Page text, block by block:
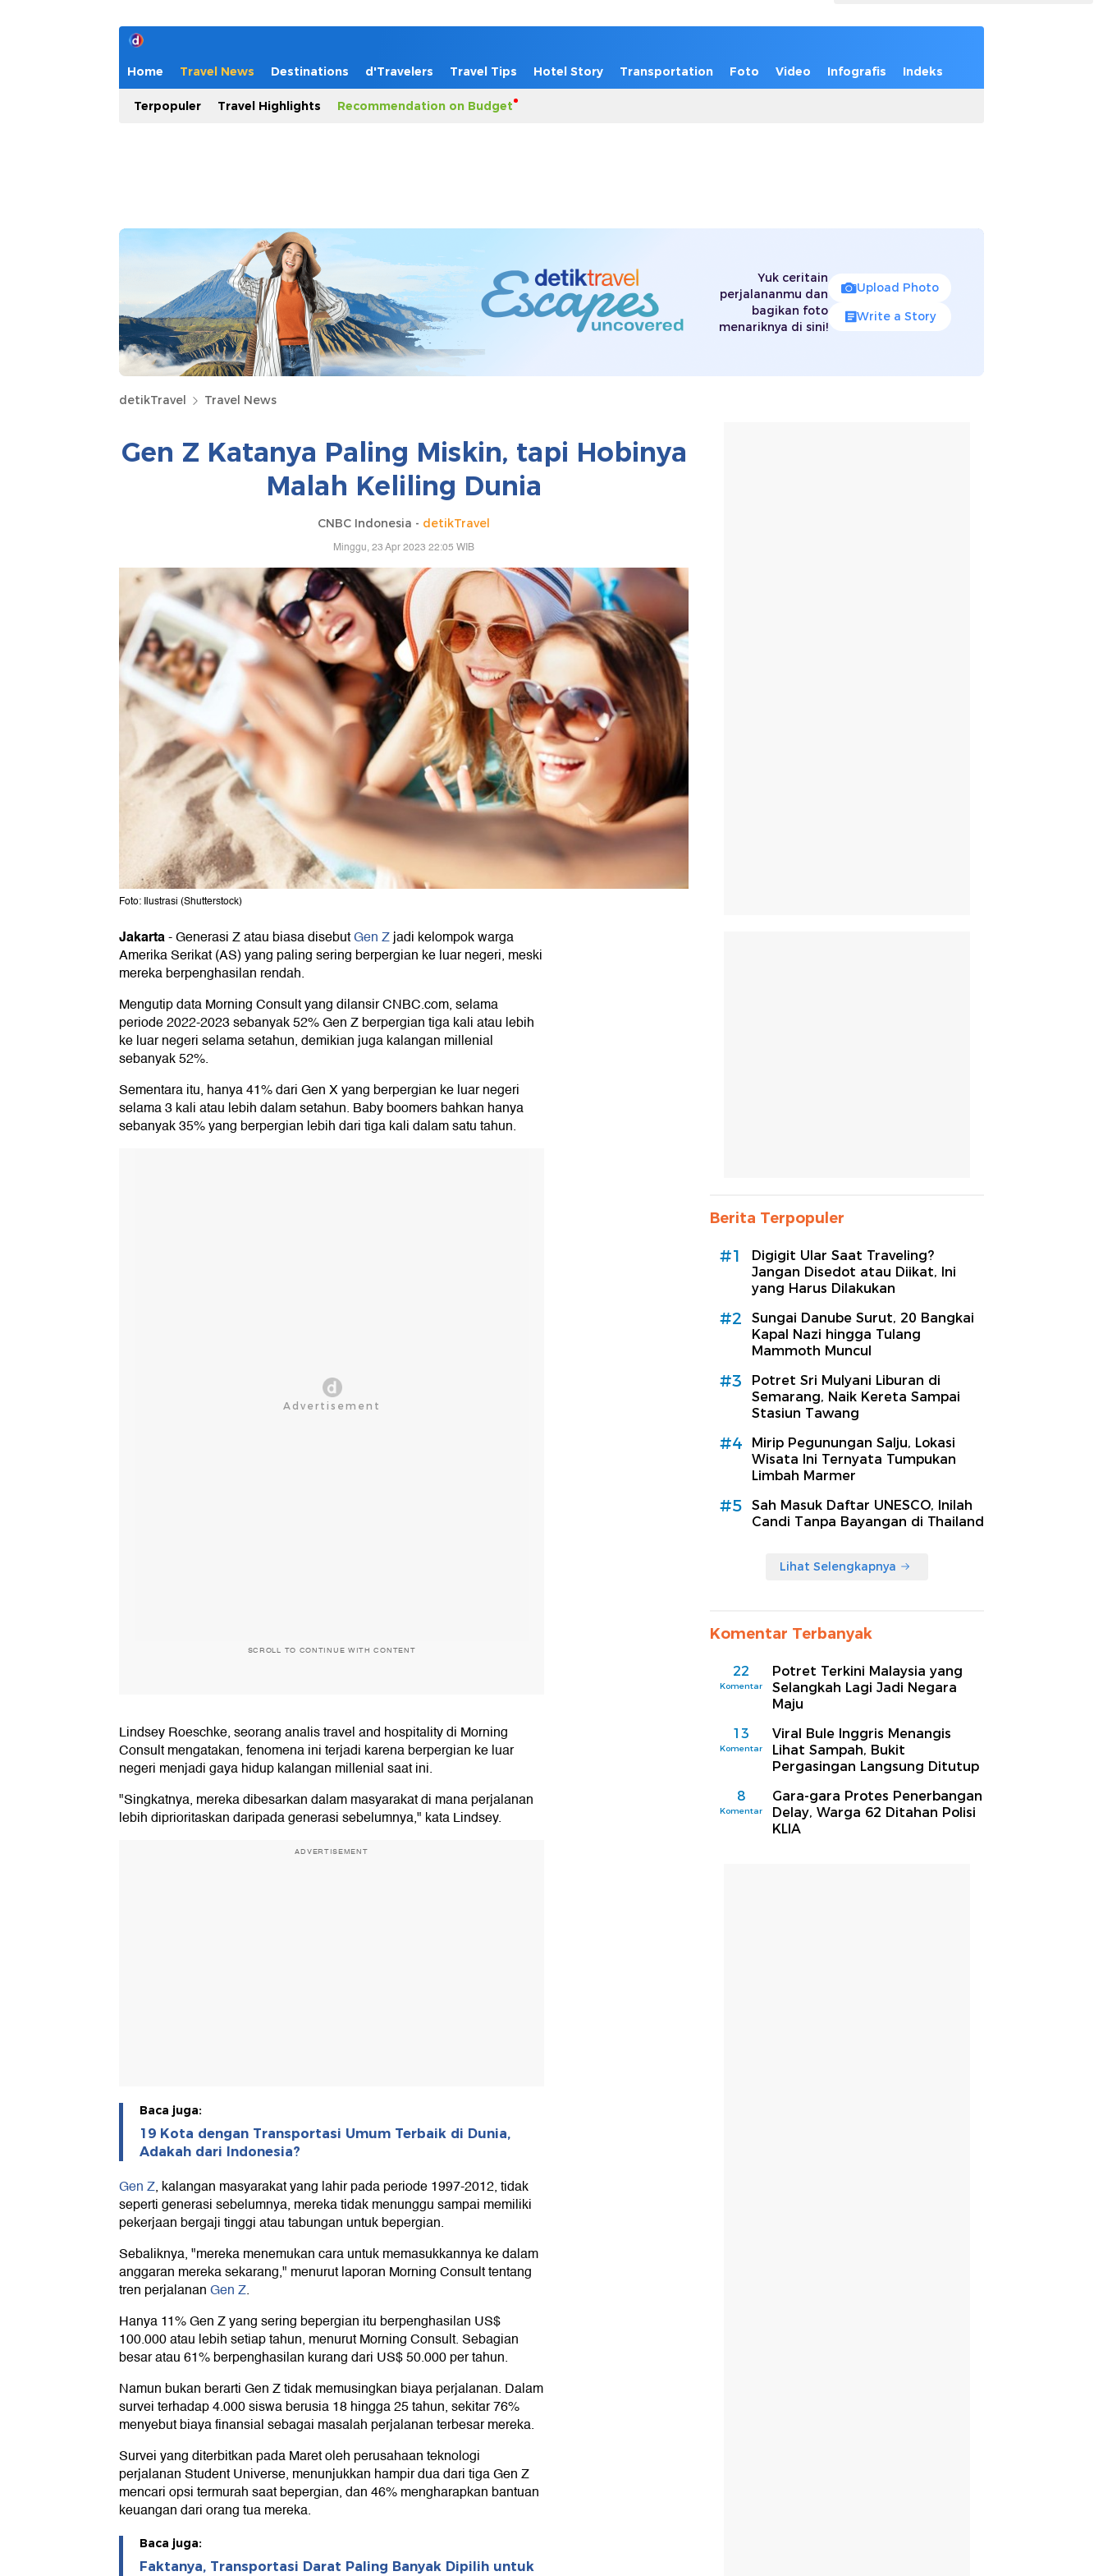
Home Travel News Destinations d'Travelers Travel Tips Hotel Story Transportation Foto Video Infografis Indeks
Terpopuler Travel Highlights Recommendation on Budget
Yuk ceritain
perjalananmu dan
bagikan foto
menariknya di sini!
Upload Photo
Write a Story
detikTravel Travel News
Gen Z Katanya Paling Miskin, tapi Hobinya
Malah Keliling Dunia
CNBC Indonesia - detikTravel
Minggu, 23 Apr 2023 22:05 WIB
Foto: Ilustrasi (Shutterstock)
Jakarta-Generasi Z atau biasa disebutGen Zjadi kelompok warga
Amerika Serikat (AS) yang paling sering berpergian ke luar negeri, meski
mereka berpenghasilan rendah.
Mengutip data Morning Consult yang dilansir CNBC.com, selama
periode 2022-2023 sebanyak 52% Gen Z berpergian tiga kali atau lebih
ke luar negeri selama setahun, demikian juga kalangan millenial
sebanyak 52%.
Sementara itu, hanya 41% dari Gen X yang berpergian ke luar negeri
selama 3 kali atau lebih dalam setahun. Baby boomers bahkan hanya
sebanyak 35% yang berpergian lebih dari tiga kali dalam satu tahun.
SCROLL TO CONTINUE WITH CONTENT
Lindsey Roeschke, seorang analis travel and hospitality di Morning
Consult mengatakan, fenomena ini terjadi karena berpergian ke luar
negeri menjadi gaya hidup kalangan millenial saat ini.
"Singkatnya, mereka dibesarkan dalam masyarakat di mana perjalanan
lebih diprioritaskan daripada generasi sebelumnya," kata Lindsey.
ADVERTISEMENT
Baca juga:
19 Kota dengan Transportasi Umum Terbaik di Dunia,
Adakah dari Indonesia?
Gen Z, kalangan masyarakat yang lahir pada periode 1997-2012, tidak
seperti generasi sebelumnya, mereka tidak menunggu sampai memiliki
pekerjaan bergaji tinggi atau tabungan untuk bepergian.
Sebaliknya, "mereka menemukan cara untuk memasukkannya ke dalam
anggaran mereka sekarang," menurut laporan Morning Consult tentang
tren perjalananGen Z.
Hanya 11% Gen Z yang sering bepergian itu berpenghasilan US$
100.000 atau lebih setiap tahun, menurut Morning Consult. Sebagian
besar atau 61% berpenghasilan kurang dari US$ 50.000 per tahun.
Namun bukan berarti Gen Z tidak memusingkan biaya perjalanan. Dalam
survei terhadap 4.000 siswa berusia 18 hingga 25 tahun, sekitar 76%
menyebut biaya finansial sebagai masalah perjalanan terbesar mereka.
Survei yang diterbitkan pada Maret oleh perusahaan teknologi
perjalanan Student Universe, menunjukkan hampir dua dari tiga Gen Z
mencari opsi termurah saat bepergian, dan 46% mengharapkan bantuan
keuangan dari orang tua mereka.
Baca juga:
Faktanya, Transportasi Darat Paling Banyak Dipilih untuk
Berita Terpopuler
#1
Digigit Ular Saat Traveling?
Jangan Disedot atau Diikat, Ini
yang Harus Dilakukan
#2
Sungai Danube Surut, 20 Bangkai
Kapal Nazi hingga Tulang
Mammoth Muncul
#3
Potret Sri Mulyani Liburan di
Semarang, Naik Kereta Sampai
Stasiun Tawang
#4
Mirip Pegunungan Salju, Lokasi
Wisata Ini Ternyata Tumpukan
Limbah Marmer
#5
Sah Masuk Daftar UNESCO, Inilah
Candi Tanpa Bayangan di Thailand
Lihat Selengkapnya
Komentar Terbanyak
22
Komentar
Potret Terkini Malaysia yang
Selangkah Lagi Jadi Negara
Maju
13
Komentar
Viral Bule Inggris Menangis
Lihat Sampah, Bukit
Pergasingan Langsung Ditutup
8
Komentar
Gara-gara Protes Penerbangan
Delay, Warga 62 Ditahan Polisi
KLIA